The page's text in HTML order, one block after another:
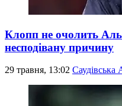
Клопп не очолить Аль-
несподівану причину
29 травня, 13:02 Саудівська